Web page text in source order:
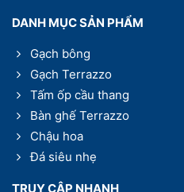
DANH MỤC SẢN PHẨM
Gạch bông
Gạch Terrazzo
Tấm ốp cầu thang
Bàn ghế Terrazzo
Chậu hoa
Đá siêu nhẹ
TRUY CẬP NHANH